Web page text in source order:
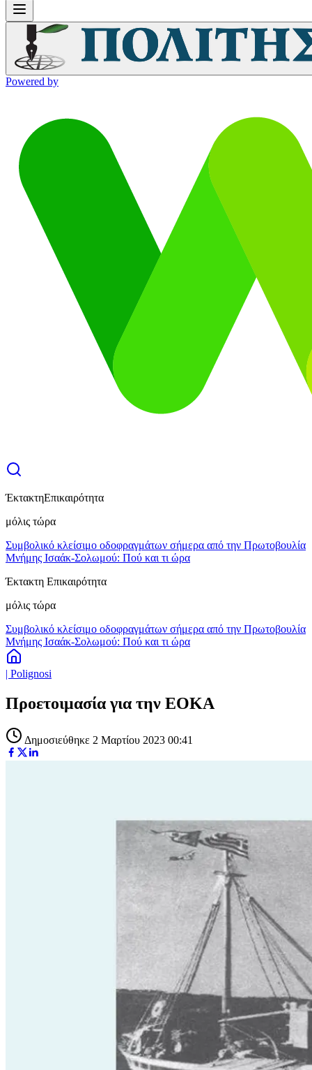
Powered by
ΈκτακτηΕπικαιρότητα
μόλις τώρα
Συμβολικό κλείσιμο οδοφραγμάτων σήμερα από την Πρωτοβουλία
Μνήμης Ισαάκ-Σολωμού: Πού και τι ώρα
Έκτακτη Επικαιρότητα
μόλις τώρα
Συμβολικό κλείσιμο οδοφραγμάτων σήμερα από την Πρωτοβουλία
Μνήμης Ισαάκ-Σολωμού: Πού και τι ώρα
| Polignosi
Προετοιμασία για την ΕΟΚΑ
Δημοσιεύθηκε 2 Μαρτίου 2023 00:41